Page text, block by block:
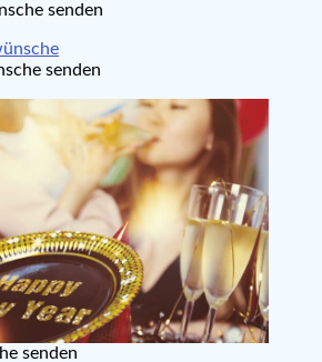
senden
senden
senden